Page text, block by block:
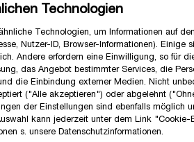
passen.
Technologien
Technologien, um Informationen auf
Nutzer-ID, Browser-Informationen). Einige
Andere erfordern eine Einwilligung, so für
das Angebot bestimmter Services, die
die Einbindung externer Medien. Nicht
("Alle akzeptieren") oder abgelehnt
der Einstellungen sind ebenfalls möglich
kann jederzeit unter dem Link "Cookie-
s. unsere Datenschutzinformationen.